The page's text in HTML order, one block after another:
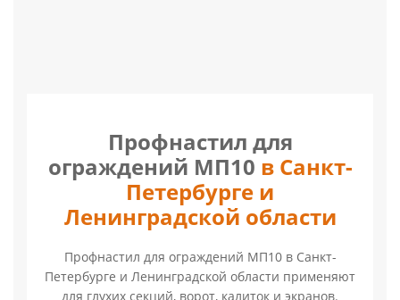
Профнастил для
ограждений МП10 в Санкт-
Петербурге и
Ленинградской области
Профнастил для ограждений МП10 в Санкт-
Петербурге и Ленинградской области применяют
для глухих секций, ворот, калиток и экранов.